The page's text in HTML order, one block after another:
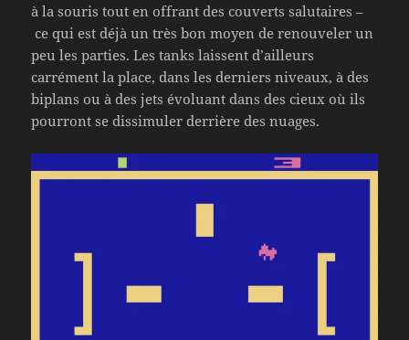
à la souris tout en offrant des couverts salutaires –
ce qui est déjà un très bon moyen de renouveler un
peu les parties. Les tanks laissent d’ailleurs
carrément la place, dans les derniers niveaux, à des
biplans ou à des jets évoluant dans des cieux où ils
pourront se dissimuler derrière des nuages.